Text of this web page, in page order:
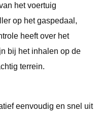
het voertuig
op het gaspedaal,
heeft over het
bij het inhalen op de
terrein.
eenvoudig en snel uit